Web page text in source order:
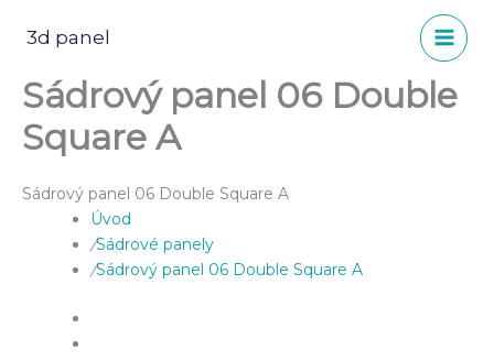
3d panel
Sádrový panel 06 Double
Square A
Sádrový panel 06 Double Square A
Úvod
/Sádrové panely
/Sádrový panel 06 Double Square A